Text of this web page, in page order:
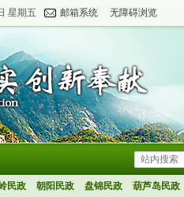
星期五 邮箱系统 无障碍浏览
民政 朝阳民政 盘锦民政 葫芦岛民政